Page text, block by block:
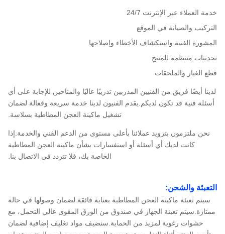
خدمة العملاء عبر الإنترنت 24/7
التركيب والصيانة في الموقع
المشورة الفنية واستكشاف الأخطاء وإصلاحها
تحديثات منتظمة للمنتج
قطع الغيار والملحقات
لدينا أيضًا فريق من الفنيين المدربين تدريبًا عاليًا والمتاحين للإجابة على أي
أسئلة فنية قد تكون لديكم.يقدم الفنيون لدينا خدمة سريعة وفعالة لضمان
تشغيل ماكينة العجن المطاطية بسلاسة.
نحن ملتزمون بتزويد عملائنا بأعلى مستوى من الدعم الفني والخدمة.إذا
كانت لديك أي أسئلة أو استفسارات بشأن ماكينة العجن المطاطية
الخاصة بك، فلا تتردد في الاتصال بنا.
التعبئة والشحن:
سيتم تعبئة ماكينة العجن المطاطية بعناية فائقة لضمان وصولها في حالة
ممتازة.سيتم تعبئة الجهاز في صندوق من الورق المقوى عالي التحمل، مع
حشوات رغوية لمزيد من الحماية.سنضيف مواد تغليف إضافية لضمان